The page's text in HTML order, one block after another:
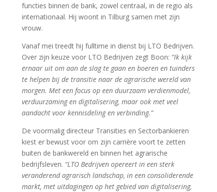
functies binnen de bank, zowel centraal, in de regio als
internationaal. Hij woont in Tilburg samen met zijn
vrouw.
Vanaf mei treedt hij fulltime in dienst bij LTO Bedrijven.
Over zijn keuze voor LTO Bedrijven zegt Boon: “Ik kijk
ernaar uit om aan de slag te gaan en boeren en tuinders
te helpen bij de transitie naar de agrarische wereld van
morgen. Met een focus op een duurzaam verdienmodel,
verduurzaming en digitalisering, maar ook met veel
aandacht voor kennisdeling en verbinding.”
De voormalig directeur Transities en Sectorbankieren
kiest er bewust voor om zijn carrière voort te zetten
buiten de bankwereld en binnen het agrarische
bedrijfsleven. “LTO Bedrijven opereert in een sterk
veranderend agrarisch landschap, in een consoliderende
markt, met uitdagingen op het gebied van digitalisering,